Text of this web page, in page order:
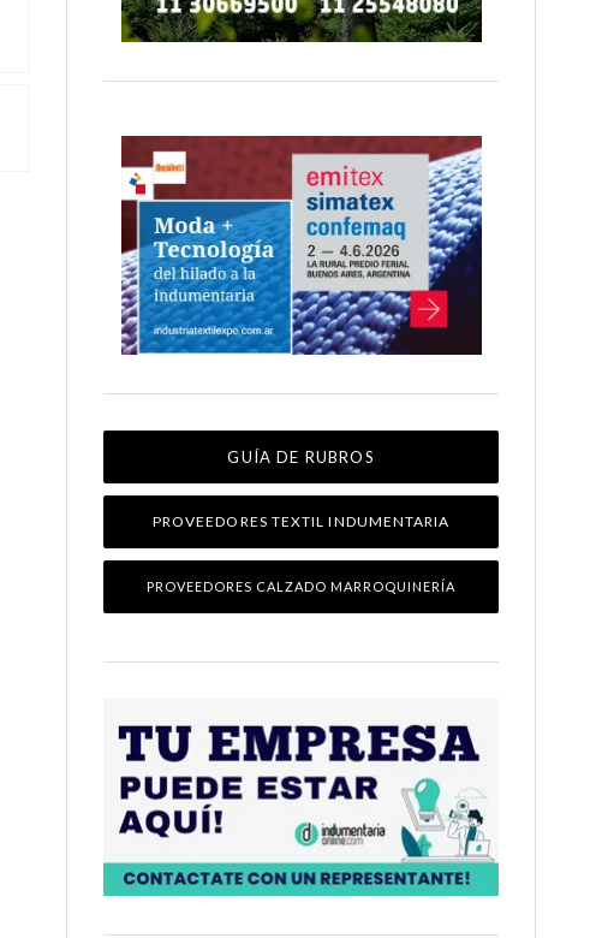
GUÍA DE RUBROS
PROVEEDORES TEXTIL INDUMENTARIA
PROVEEDORES CALZADO MARROQUINERÍA